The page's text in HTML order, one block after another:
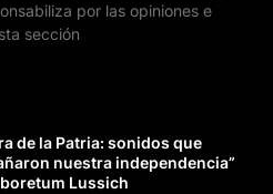
por las opiniones e
sección
de la Patria: sonidos que
nuestra independencia”
Lussich